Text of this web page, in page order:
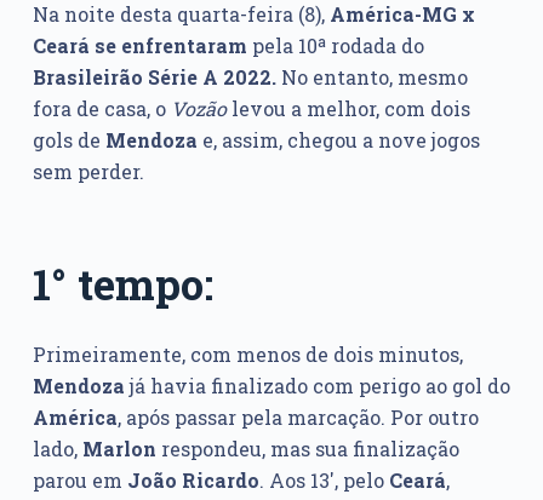
Na noite desta quarta-feira (8), América-MG x
Ceará se enfrentaram pela 10ª rodada do
Brasileirão Série A 2022.No entanto, mesmo
fora de casa, o Vozãolevou a melhor, com dois
gols de Mendoza e, assim, chegou a nove jogos
sem perder.
1° tempo:
Primeiramente, com menos de dois minutos,
Mendozajá havia finalizado com perigo ao gol do
América, após passar pela marcação. Por outro
lado, Marlon respondeu, mas sua finalização
parou em João Ricardo. Aos 13′, pelo Ceará,